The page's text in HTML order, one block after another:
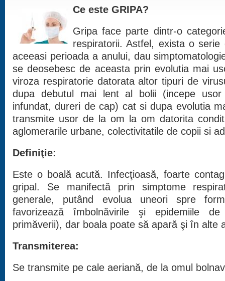
Ce este GRIPA?
Gripa face parte dintr-o
respiratorii. Astfel, exista o
aceeasi perioada a anului, dau
se deosebesc de aceasta prin evolutia mai
viroza respiratorie datorata altor tipuri de
dupa debutul mai lent al bolii (incepe
infundat, dureri de cap) cat si dupa evolutia
transmite usor de la om la om datorita
aglomerarile urbane, colectivitatile de copii si
Definiţie:
Este o boală acută. Infecţioasă, foarte
gripal. Se manifectă prin simptome
generale, putând evolua uneori spre
favorizează îmbolnăvirile şi epidemiile
primăverii), dar boala poate să apară şi în alte
Transmiterea:
Se transmite pe cale aeriană, de la omul